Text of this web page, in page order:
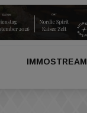
IMMOSTREAM